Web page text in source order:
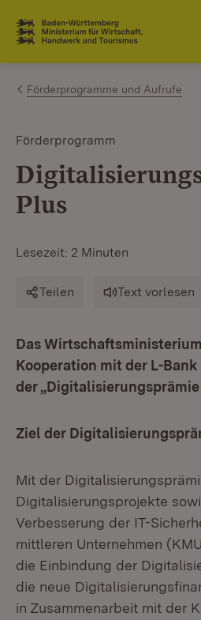
Zum Inhalt springen
Link zur Startseite
Förderprogramme und Aufrufe
Förderprogramm
Plus
Lesezeit: 2 Minuten
Teilen Text vorlesen
Das
Kooperation mit der L-
der „Digitalisierungsprämie
Ziel der
Mit der
Digitalisierungsprojekte
Verbesserung der IT-
mittleren Unternehmen
die Einbindung der
die neue
in Zusammenarbeit mit der